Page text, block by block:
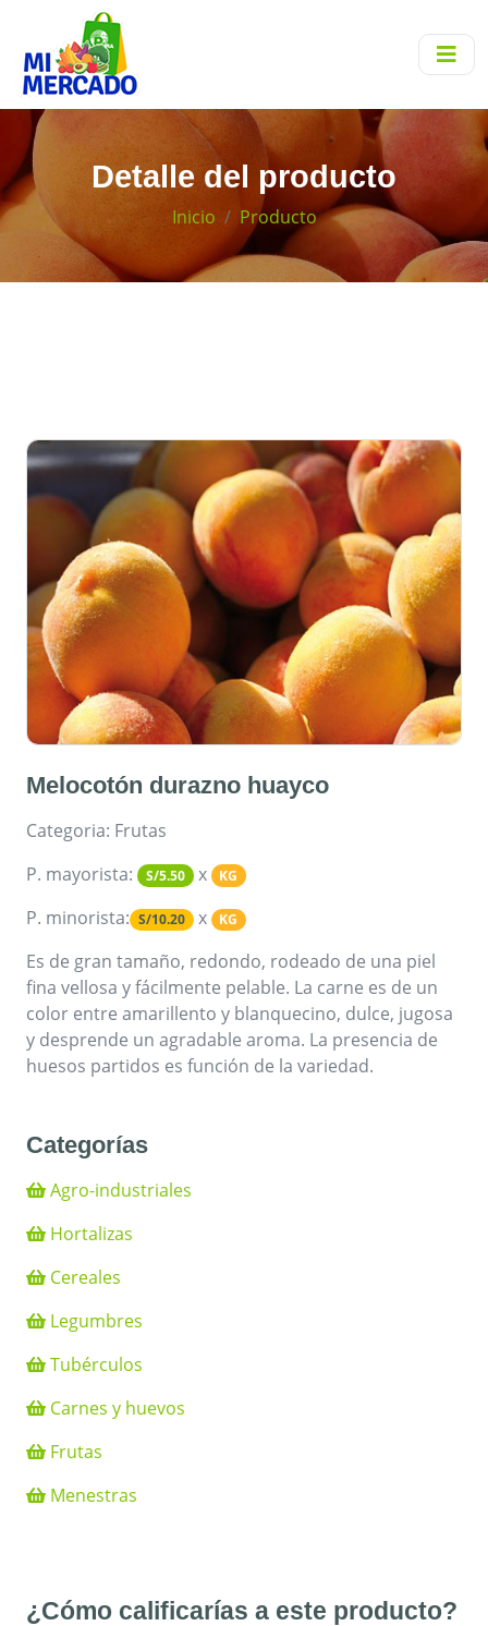
Detalle del producto
Inicio Producto
Melocotón durazno huayco
Categoria: Frutas
P. mayorista:
S/5.50 x KG
P. minorista: S/10.20 x KG
Es de gran tamaño, redondo, rodeado de una piel
fina vellosa y fácilmente pelable. La carne es de un
color entre amarillento y blanquecino, dulce, jugosa
y desprende un agradable aroma. La presencia de
huesos partidos es función de la variedad.
Categorías
Agro-industriales
Hortalizas
Cereales
Legumbres
Tubérculos
Carnes y huevos
Frutas
Menestras
¿Cómo calificarías a este producto?